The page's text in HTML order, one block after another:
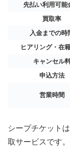
先払い利用可能
買取率
入金までの時
ヒアリング・在
キャンセル
申込方法
営業時間
シープチケット
取サービスです。